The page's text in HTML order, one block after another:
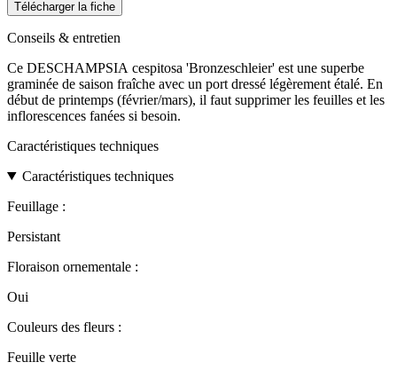
Télécharger la fiche
Conseils & entretien
Ce DESCHAMPSIA cespitosa 'Bronzeschleier' est une superbe
graminée de saison fraîche avec un port dressé légèrement étalé. En
début de printemps (février/mars), il faut supprimer les feuilles et les
inflorescences fanées si besoin.
Caractéristiques techniques
Caractéristiques techniques
Feuillage :
Persistant
Floraison ornementale :
Oui
Couleurs des fleurs :
Feuille verte